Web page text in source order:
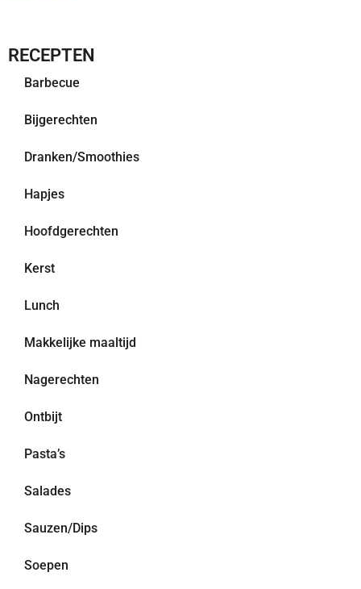
RECEPTEN
Barbecue
Bijgerechten
Dranken/Smoothies
Hapjes
Hoofdgerechten
Kerst
Lunch
Makkelijke maaltijd
Nagerechten
Ontbijt
Pasta’s
Salades
Sauzen/Dips
Soepen